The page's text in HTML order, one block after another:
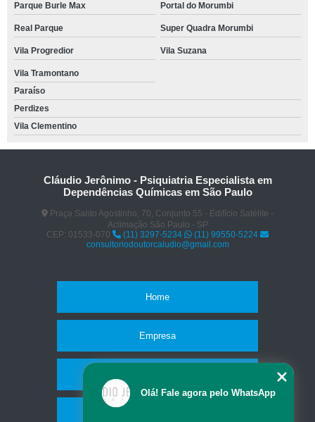
Parque Burle Max Portal do Morumbi
Real Parque Super Quadra Morumbi
Vila Progredior Vila Suzana
Vila Tramontano
Paraíso
Perdizes
Vila Clementino
Cláudio Jerônimo - Psiquiatria Especialista em
Dependências Químicas em São Paulo
Praça Santo Agostinho, 70, Conjunto 55 - Edifício Satélite -
Aclimação São Paulo - SP
CEP: 01533-070
(11) 3297-5234
(11) 99550-5224
consultoriodoutorcaludio@gmail.com
Home
Empresa
Olá! Fale agora pelo WhatsApp